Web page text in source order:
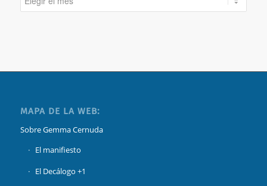
MAPA DE LA WEB:
Sobre Gemma Cernuda
El manifiesto
El Decálogo +1